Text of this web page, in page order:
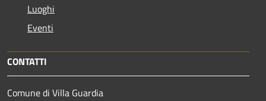
Luoghi
Eventi
CONTATTI
Comune di Villa Guardia